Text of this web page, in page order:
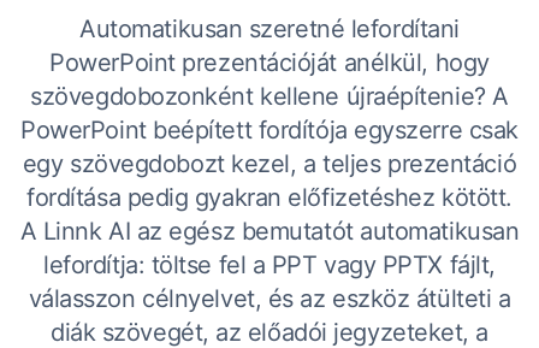
Automatikusan szeretné lefordítani
PowerPoint prezentációját anélkül, hogy
szövegdobozonként kellene újraépítenie? A
PowerPoint beépített fordítója egyszerre csak
egy szövegdobozt kezel, a teljes prezentáció
fordítása pedig gyakran előfizetéshez kötött.
A Linnk AI az egész bemutatót automatikusan
lefordítja: töltse fel a PPT vagy PPTX fájlt,
válasszon célnyelvet, és az eszköz átülteti a
diák szövegét, az előadói jegyzeteket, a